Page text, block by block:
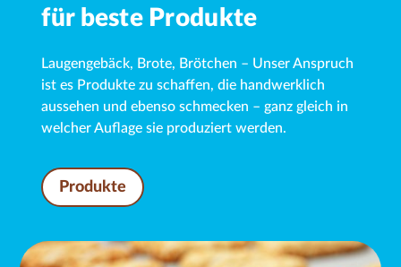
für beste Produkte
Laugengebäck, Brote, Brötchen – Unser Anspruch
ist es Produkte zu schaffen, die handwerklich
aussehen und ebenso schmecken – ganz gleich in
welcher Auflage sie produziert werden.
Produkte